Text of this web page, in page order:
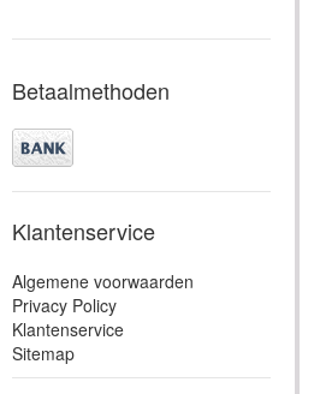
Betaalmethoden
Klantenservice
Algemene voorwaarden
Privacy Policy
Klantenservice
Sitemap